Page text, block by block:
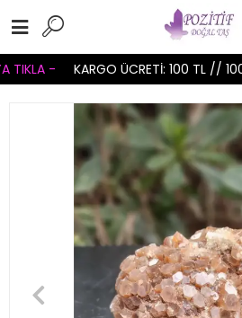
- KARGO ÜCRETİ: 100 TL //